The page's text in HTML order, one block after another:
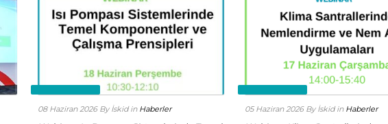
08 Haziran 2026 By İskid in Haberler 05 Haziran 2026 By İskid in Haberler